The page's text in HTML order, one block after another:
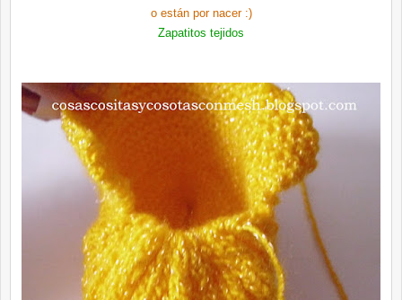
o están por nacer :)
Zapatitos tejidos